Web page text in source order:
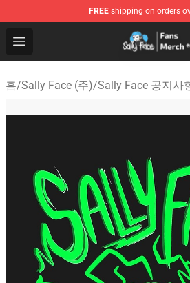
FREE shipping on orders
Open menu
Sally Face Store - Official Sally
홈/Sally Face (주)/Sally Face 공지사